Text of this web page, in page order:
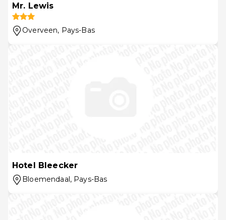
Mr. Lewis
Overveen, Pays-Bas
Hotel Bleecker
Bloemendaal, Pays-Bas